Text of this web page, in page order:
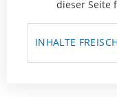
dieser Seite
INHALTE